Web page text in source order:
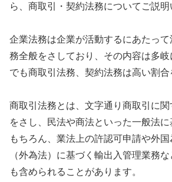
ら、商取引・契約法務についてご説明
企業法務は企業が活動するにあたっ
務全般をさしており、その内容は多
でも商取引法務、契約法務は高い割合
商取引法務とは、文字通り商取引に
をさし、民法や商法といった一般法
もちろん、業法上の許認可申請や外
（外為法）に基づく輸出入管理業務
も含められることがあります。